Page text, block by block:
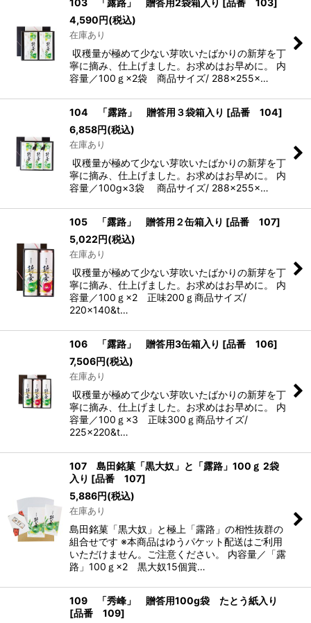
4,590円(税込)
在庫あり
収穫量が極めて少ない芽吹いたばかりの新芽を丁
寧に摘み、仕上げました。お求めはお早めに。 内
容量／100ｇ×2袋 商品サイズ/ 288×255×…
104 「露路」 贈答用３袋箱入り [品番 104]
6,858円(税込)
在庫あり
収穫量が極めて少ない芽吹いたばかりの新芽を丁
寧に摘み、仕上げました。お求めはお早めに。 内
容量／100g×3袋 商品サイズ/ 288×255×…
105 「露路」 贈答用２缶箱入り [品番 107]
5,022円(税込)
在庫あり
収穫量が極めて少ない芽吹いたばかりの新芽を丁
寧に摘み、仕上げました。お求めはお早めに。 内
容量／100ｇ×2 正味200ｇ商品サイズ/
220×140&t…
106 「露路」 贈答用3缶箱入り [品番 106]
7,506円(税込)
在庫あり
収穫量が極めて少ない芽吹いたばかりの新芽を丁
寧に摘み、仕上げました。お求めはお早めに。 内
容量／100ｇ×3 正味300ｇ商品サイズ/
225×220&t…
107 島田銘菓「黒大奴」と「露路」100ｇ 2袋
入り [品番 107]
5,886円(税込)
在庫あり
島田銘菓「黒大奴」と極上「露路」の相性抜群の
組合せです ※本商品はゆうパケット配送はご利用
いただけません。ご注意ください。 内容量／「露
路」100ｇ×2 黒大奴15個賞…
109 「秀峰」 贈答用100g袋 たとう紙入り
[品番 109]